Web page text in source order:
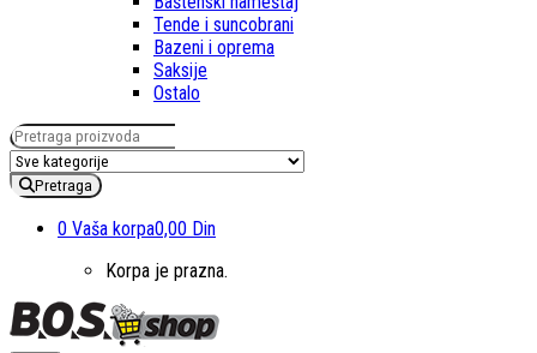
Tende i suncobrani
Bazeni i oprema
Saksije
Ostalo
Pretraga za:
Pretraga
0 Vaša korpa0,00 Din
Korpa je prazna.